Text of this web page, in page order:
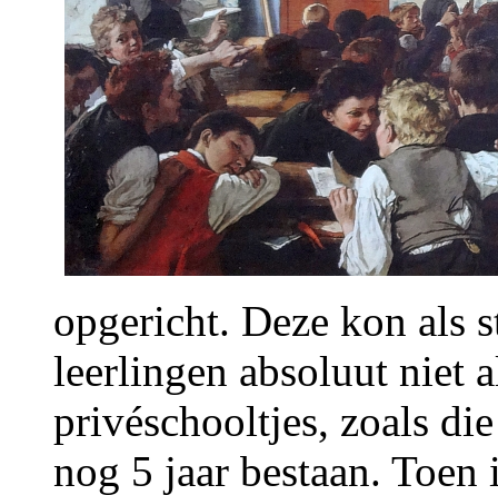
opgericht. Deze kon als
leerlingen absoluut niet
privéschooltjes, zoals
nog 5 jaar bestaan.